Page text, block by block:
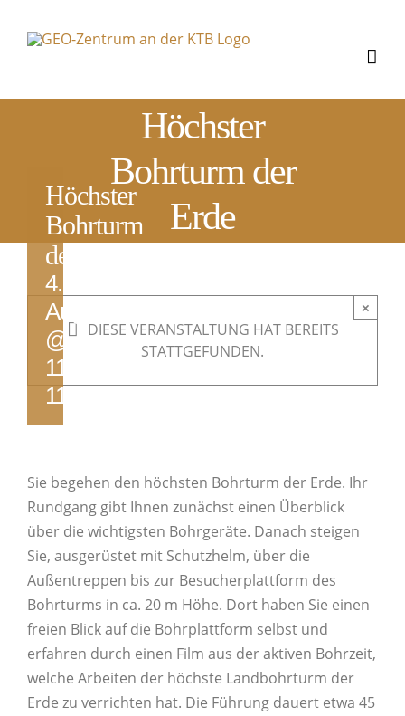
Inhalt
Höchster
Bohrturm der
Erde
×
DIESE VERANSTALTUNG HAT BEREITS
STATTGEFUNDEN.
Höchster
Bohrturm
der Erde
4.
August
@
11:00
11:45
Sie begehen den höchsten Bohrturm der Erde. Ihr
Rundgang gibt Ihnen zunächst einen Überblick
über die wichtigsten Bohrgeräte. Danach steigen
Sie, ausgerüstet mit Schutzhelm, über die
Außentreppen bis zur Besucherplattform des
Bohrturms in ca. 20 m Höhe. Dort haben Sie einen
freien Blick auf die Bohrplattform selbst und
erfahren durch einen Film aus der aktiven Bohrzeit,
welche Arbeiten der höchste Landbohrturm der
Erde zu verrichten hat. Die Führung dauert etwa 45